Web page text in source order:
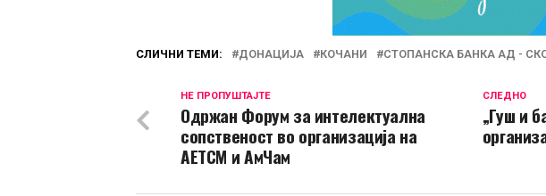
СЛИЧНИ ТЕМИ: ДОНАЦИЈА КОЧАНИ СТОПАНСКА БАНКА АД -
СЛЕДНО
„Гуш и
НЕ ПРОПУШТАЈТЕ
Одржан Форум за интелектуална
сопственост во организација на
АЕТСМ и АмЧам